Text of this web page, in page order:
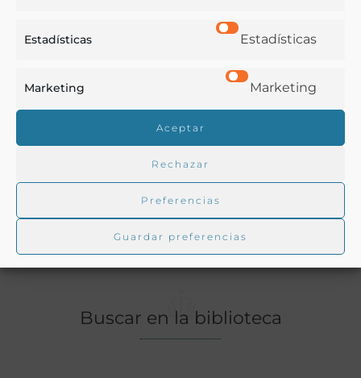
Estadísticas Estadísticas
Marketing Marketing
Aceptar
Rechazar
Preferencias
Guardar preferencias
Bebidas,Dietética y nutrición Industria y Tecnología
Ver más libros con las palabras clave:
Agua mineral,Agua termal,Balneario,Medicina,
COMPARTIR
Buscar en la biblioteca